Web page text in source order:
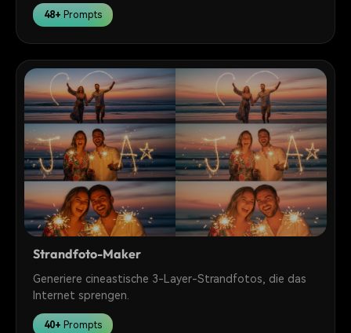
48+ Prompts
Strandfoto-Maker
Generiere cineastische 3-Layer-Strandfotos, die das
Internet sprengen.
40+ Prompts